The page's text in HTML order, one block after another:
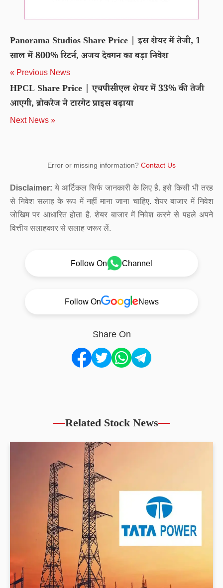
Panorama Studios Share Price | इस शेयर में तेजी, 1
साल में 800% रिटर्न, अजय देवगन का बड़ा निवेश
« Previous News
HPCL Share Price | एचपीसीएल शेयर में 33% की तेजी
आएगी, ब्रोकरेज ने टारगेट प्राइस बढ़ाया
Next News »
Error or missing information? Contact Us
Disclaimer: ये आर्टिकल सिर्फ जानकारी के लिए है. इसे किसी भी तरह
से निवेश सलाह के रूप में नहीं माना जाना चाहिए. शेयर बाजार में निवेश
जोखिम पर आधारित होता है. शेयर बाजार में निवेश करने से पहले अपने
वित्तीय सलाहकार से सलाह जरूर लें.
Follow On Channel
Follow On News
Share On
Related Stock News